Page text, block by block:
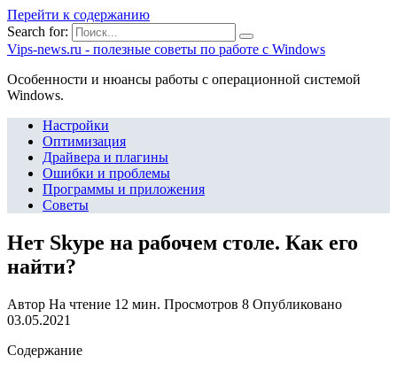
Перейти к содержанию
Search for:
Vips-news.ru - полезные советы по работе с Windows
Особенности и нюансы работы с операционной системой
Windows.
Настройки
Оптимизация
Драйвера и плагины
Ошибки и проблемы
Программы и приложения
Советы
Нет Skype на рабочем столе. Как его
найти?
Автор На чтение 12 мин. Просмотров 8 Опубликовано
03.05.2021
Содержание